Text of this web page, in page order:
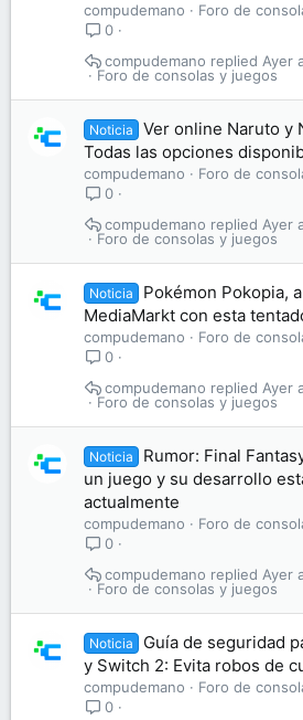
compudemano
Foro de
0
Foro de consolas y juegos
Ayer
compudemano
Noticia
Ver online Naruto y
Todas las opciones
compudemano
Foro de
0
Foro de consolas y juegos
Ayer
compudemano
Noticia
Pokémon Pokopia,
MediaMarkt con esta
compudemano
Foro de
0
Foro de consolas y juegos
Ayer
compudemano
Noticia
Rumor: Final
un juego y su desarrollo
actualmente
compudemano
Foro de
0
Foro de consolas y juegos
Ayer
compudemano
Noticia
Guía de seguridad
y Switch 2: Evita robos de
compudemano
Foro de
0